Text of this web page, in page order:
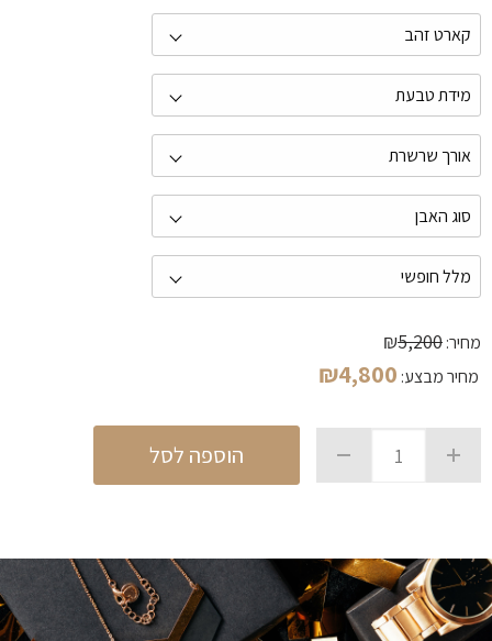
מחיר: ₪5,200
מחיר מבצע: ₪4,800
הוספה לסל